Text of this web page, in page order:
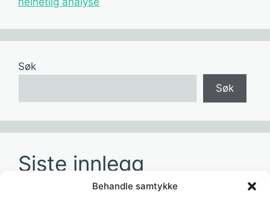
Behandle samtykke
Søk
Søk
Siste innlegg
Hvordan redusere tid brukt på manuelle